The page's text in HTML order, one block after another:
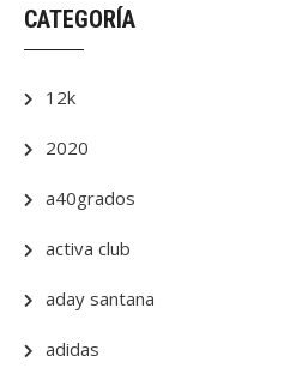
CATEGORÍA
12k
2020
a40grados
activa club
aday santana
adidas